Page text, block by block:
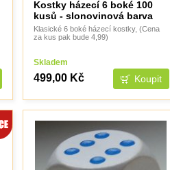
Kostky házecí 6 boké 100
kusů - slonovinová barva
Klasické 6 boké házecí kostky, (Cena
za kus pak bude 4,99)
Skladem
499,00 Kč